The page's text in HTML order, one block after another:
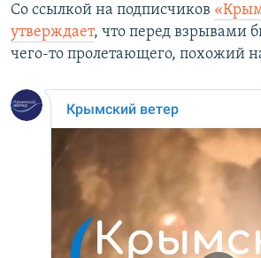
Со ссылкой на подписчиков
утверждает, что перед взрывами
чего-то пролетающего, похожий